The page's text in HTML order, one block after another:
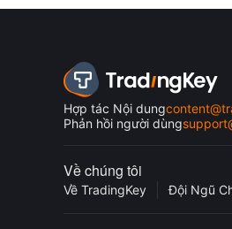
Hợp tác Nội dung
Phản hồi người dùng
Về chúng tôi
Về TradingKey Đội Ngũ